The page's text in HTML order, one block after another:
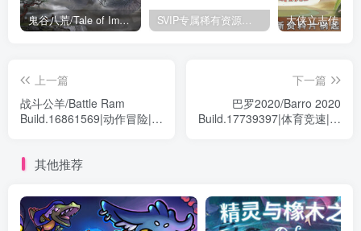
鬼谷八荒/Tale of Immortal v1.2.105.259|角色扮演|容量27.4GB|免安装绿色中文版 SVIP专属稀有资源下载 – 持续更新中
上一篇
战斗公羊/Battle Ram
Build.16861569|动作冒险|容
下一篇
巴罗2020/Barro 2020
Build.17739397|体育竞速|容
其他推荐